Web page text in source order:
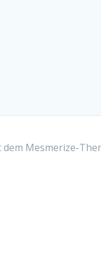
Mesmerize-